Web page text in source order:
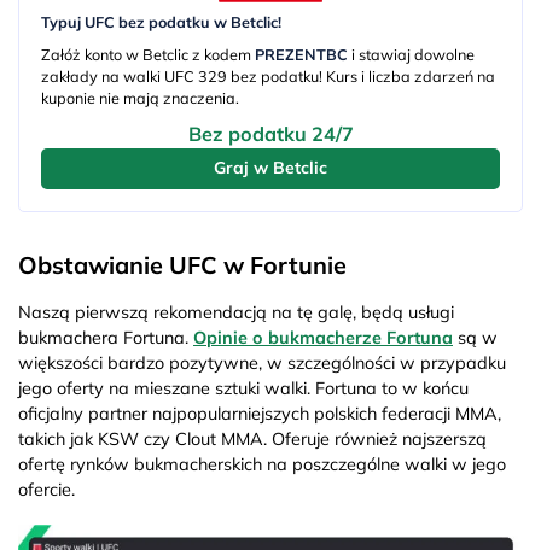
Typuj UFC bez podatku w Betclic!
Załóż konto w Betclic z kodem PREZENTBC i stawiaj dowolne
zakłady na walki UFC 329 bez podatku! Kurs i liczba zdarzeń na
kuponie nie mają znaczenia.
Bez podatku 24/7
Graj w Betclic
Obstawianie UFC w Fortunie
Naszą pierwszą rekomendacją na tę galę, będą usługi
bukmachera Fortuna. Opinie o bukmacherze Fortuna są w
większości bardzo pozytywne, w szczególności w przypadku
jego oferty na mieszane sztuki walki. Fortuna to w końcu
oficjalny partner najpopularniejszych polskich federacji MMA,
takich jak KSW czy Clout MMA. Oferuje również najszerszą
ofertę rynków bukmacherskich na poszczególne walki w jego
ofercie.